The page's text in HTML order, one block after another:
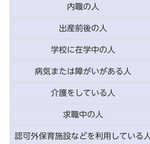
内職の人
出産前後の人
学校に在学中の人
病気または障がいがある人
介護をしている人
求職中の人
認可外保育施設などを利用している人